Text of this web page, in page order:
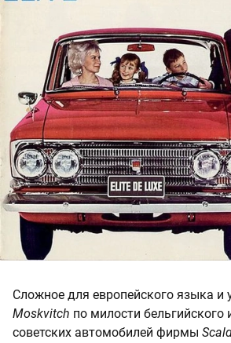
Сложное для европейского языка и
Moskvitch по милости бельгийского
советских автомобилей фирмы